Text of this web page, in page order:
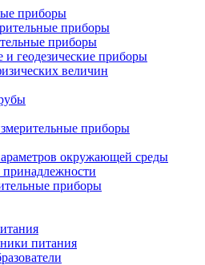
приборы
приборы
приборы
и геодезические приборы
величин
приборы
окружающей среды
приборы
питания